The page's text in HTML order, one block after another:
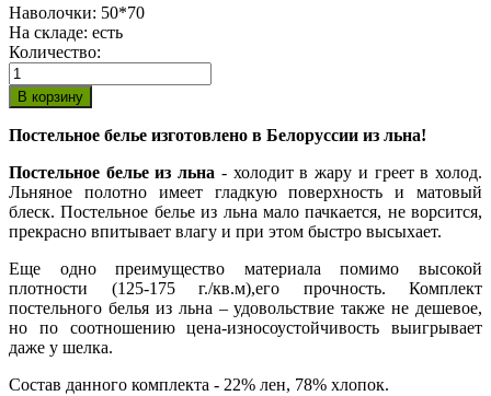
Наволочки: 50*70
На складе: есть
Количество:
Постельное белье изготовлено в Белоруссии из льна!
Постельное белье из льна - холодит в жару и греет в холод.
Льняное полотно имеет гладкую поверхность и матовый
блеск. Постельное белье из льна мало пачкается, не ворсится,
прекрасно впитывает влагу и при этом быстро высыхает.
Еще одно преимущество материала помимо высокой
плотности (125-175 г./кв.м),его прочность. Комплект
постельного белья из льна – удовольствие также не дешевое,
но по соотношению цена-износоустойчивость выигрывает
даже у шелка.
Состав данного комплекта - 22% лен, 78% хлопок.